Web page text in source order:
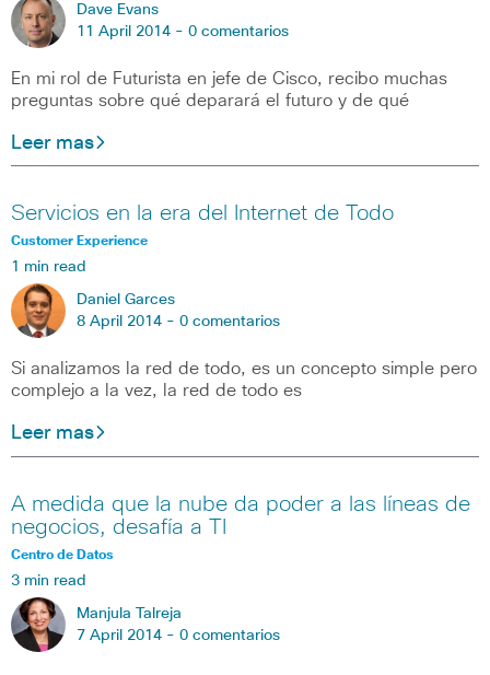
Dave Evans
11 April 2014 - 0 comentarios
En mi rol de Futurista en jefe de Cisco, recibo muchas
preguntas sobre qué deparará el futuro y de qué
Leer mas
Servicios en la era del Internet de Todo
Customer Experience
1 min read
Daniel Garces
8 April 2014 - 0 comentarios
Si analizamos la red de todo, es un concepto simple pero
complejo a la vez, la red de todo es
Leer mas
A medida que la nube da poder a las líneas de
negocios, desafía a TI
Centro de Datos
3 min read
Manjula Talreja
7 April 2014 - 0 comentarios